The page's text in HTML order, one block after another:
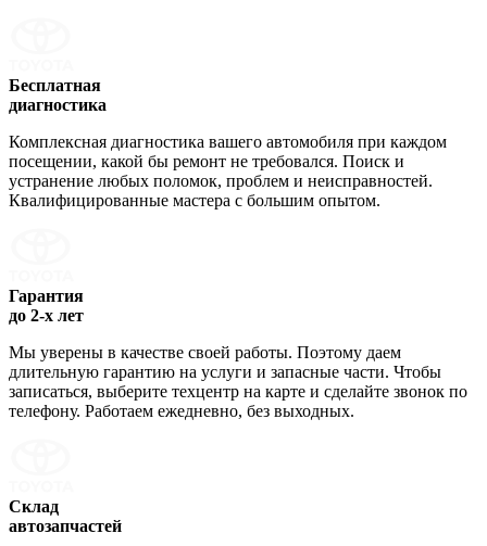
Бесплатная
диагностика
Комплексная диагностика вашего автомобиля при каждом
посещении, какой бы ремонт не требовался. Поиск и
устранение любых поломок, проблем и неисправностей.
Квалифицированные мастера с большим опытом.
Гарантия
до 2-х лет
Мы уверены в качестве своей работы. Поэтому даем
длительную гарантию на услуги и запасные части. Чтобы
записаться, выберите техцентр на карте и сделайте звонок по
телефону. Работаем ежедневно, без выходных.
Склад
автозапчастей